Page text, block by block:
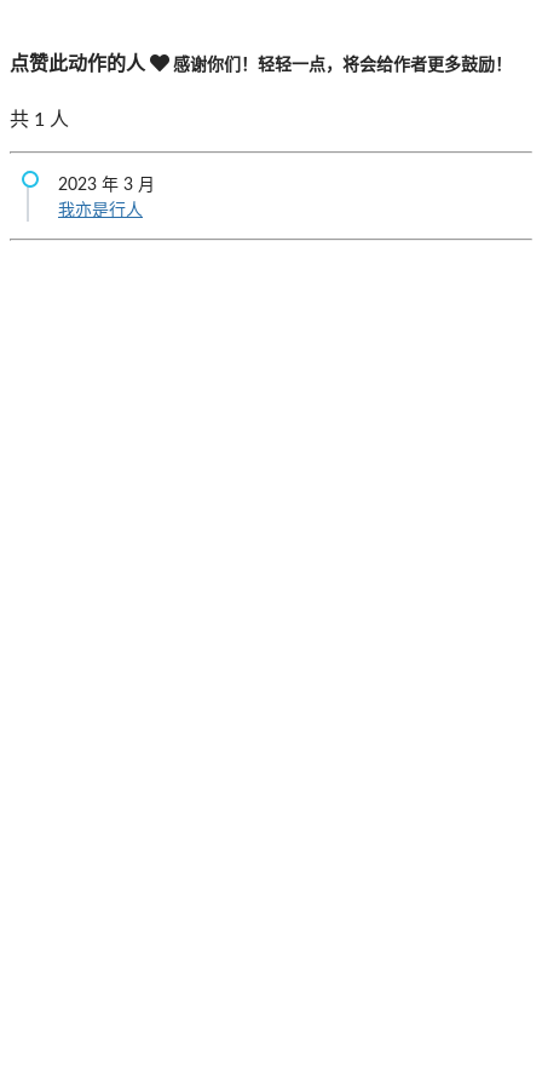
点赞此动作的人 感谢你们！轻轻一点，将会给作者更多鼓励！
共 1 人
2023 年 3 月
我亦是行人